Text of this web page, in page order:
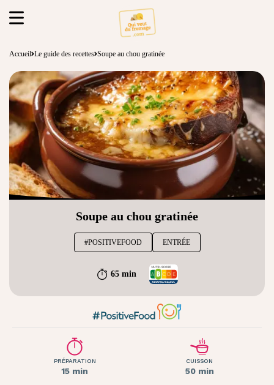
Accueil Le guide des recettes Soupe au chou gratinée
Soupe au chou gratinée
#POSITIVEFOOD ENTRÉE
65 min
PRÉPARATION
15 min
CUISSON
50 min